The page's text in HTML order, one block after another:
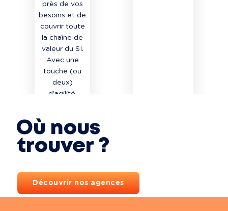
près de vos
besoins et de
couvrir toute
la chaîne de
valeur du SI.
Avec une
touche (ou
deux)
d’agilité.
Où nous
trouver ?
Découvrir nos agences